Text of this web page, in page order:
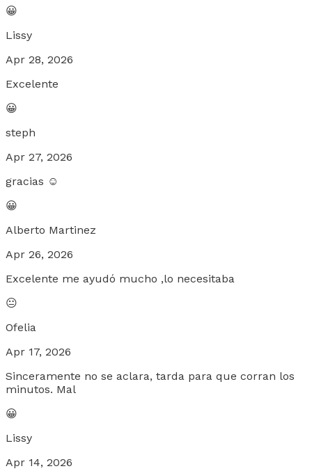
😀
Lissy
Apr 28, 2026
Excelente
😀
steph
Apr 27, 2026
gracias ☺️
😀
Alberto Martinez
Apr 26, 2026
Excelente me ayudó mucho ,lo necesitaba
😐
Ofelia
Apr 17, 2026
Sinceramente no se aclara, tarda para que corran los
minutos. Mal
😀
Lissy
Apr 14, 2026